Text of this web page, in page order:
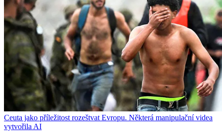
Ceuta jako příležitost rozeštvat Evropu. Některá manipulační videa
vytvořila AI